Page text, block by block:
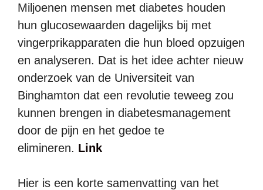
Miljoenen mensen met diabetes houden
hun glucosewaarden dagelijks bij met
vingerprikapparaten die hun bloed opzuigen
en analyseren. Dat is het idee achter nieuw
onderzoek van de Universiteit van
Binghamton dat een revolutie teweeg zou
kunnen brengen in diabetesmanagement
door de pijn en het gedoe te
elimineren. Link
Hier is een korte samenvatting van het